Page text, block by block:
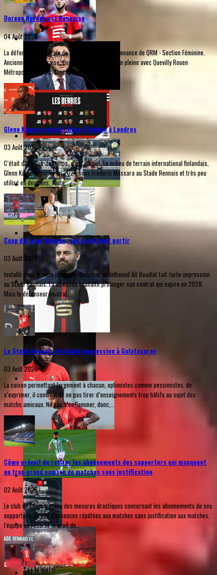
Doreen Norden est Rennaise
04 Août 2026
La défenseure centrale de 21 ans arrive en provenance de QRM - Section Féminine.
Anciennement lensoise, Doreen sort d'une saison pleine avec Quevilly Rouen
Métropole et rejoint donc les rangs...
Glenn Kamara rejoint Julien Stéphan à Londres
03 Août 2026
C’était dans l’air du temps, c’est officiel. Le milieu de terrain international finlandais,
Glenn Kamara, arrivé en 2024 sous Frederic Massara au Stade Rennais et très peu
utilisé en deux ans, faute...
Coup dur pour Rennes, son crack veut partir
03 Août 2026
Installé dans le onze la saison dernière, Abdelhamid Aït Boudlal fait forte impression
au Stade Rennais. La direction souhaite prolonger son contrat qui expire en 2028.
Mais le défenseur central...
Le Stade Rennais fait belle impression à Galatasaray
03 Août 2026
La saison permettant largement à chacun, optimistes comme pessimistes, de
s’exprimer, il convient de ne pas tirer d’enseignements trop hâtifs au sujet des
matchs amicaux. Ne pas s’enflammer, donc,...
Côme prévoit de retirer les abonnements des supporters qui manquent
un trop grand nombre de matches sans justification
02 Août 2026
Le club de Côme a prévu des mesures drastiques concernant les abonnements de ses
supporters. En cas d'absences répétées aux matches sans justification aux matches,
l'équipe se réserve le droit de...